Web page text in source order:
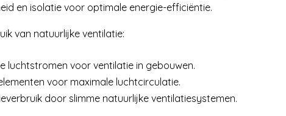
en isolatie voor optimale energie-efficiëntie.
van natuurlijke ventilatie:
luchtstromen voor ventilatie in gebouwen.
voor maximale luchtcirculatie.
door slimme natuurlijke ventilatiesystemen.